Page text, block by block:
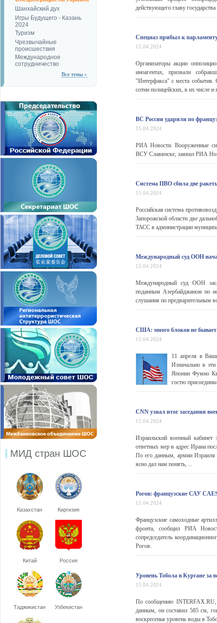
Шанхайский дух
Игры Будущего - Казань
2024
Туризм
Чрезвычайные
происшествия
Международное
сотрудничество
Все темы »
МИД стран ШОС
Казахстан Киргизия
Китай Россия
Таджикистан Узбекистан
действующего главу
Спецназ прибыл к парламенту
15.04.2024
Организаторы акции
иноагентах, призвали
"Интерфакса" с места события.
сотни полицейских, в их числе
ВС России ударили по
15.04.2024
РИА Новости. Вооруженные
ВСУ Славянске, заявил РИА
Система ПВО сбила две
15.04.2024
Российская система
Запорожской области две
ТАСС в администрации
Международный суд ООН
15.04.2024
Международный суд ООН
поданным Азербайджаном по
слушания по предварительным
США: много блоков не бывает
15.04.2024
11 апреля в
Изначально в
Японии Фумио
гостю
CNN узнал итог заседания
15.04.2024
Израильский военный
ответных мер в адрес Ирана
По его данным, армии Израиля
ясно дал нам понять, ...
Рогов: французские САУ
15.04.2024
Французские самоходные
фронта, сообщил РИА
сопредседатель
Рогов.
Уровень Тобола в Кургане за
15.04.2024
По сообщению INTERFAX.RU,
данным, он составил 585 см,
воскресенья уровень воды в